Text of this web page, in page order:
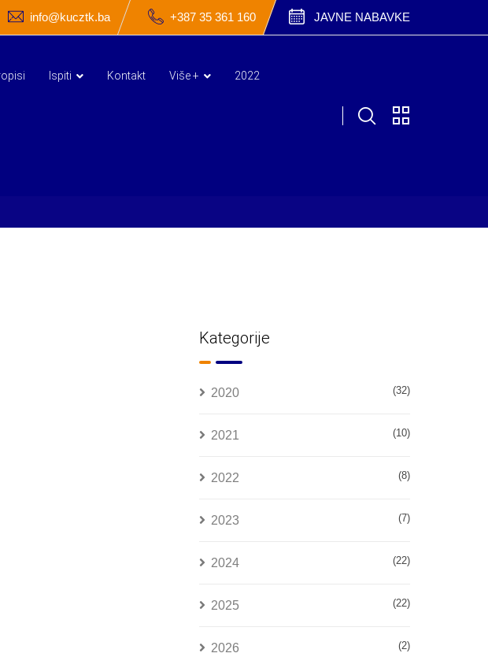
info@kucztk.ba +387 35 361 160 JAVNE NABAVKE
Ispiti Kontakt Više + 2022
Kategorije
2020 (32)
2021 (10)
2022 (8)
2023 (7)
2024 (22)
2025 (22)
2026 (2)